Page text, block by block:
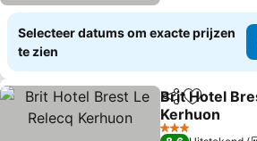
Selecteer datums om exacte prijzen
te zien
Delen
Brit Hotel
Kerhuon
Prijzen
3 Sterren